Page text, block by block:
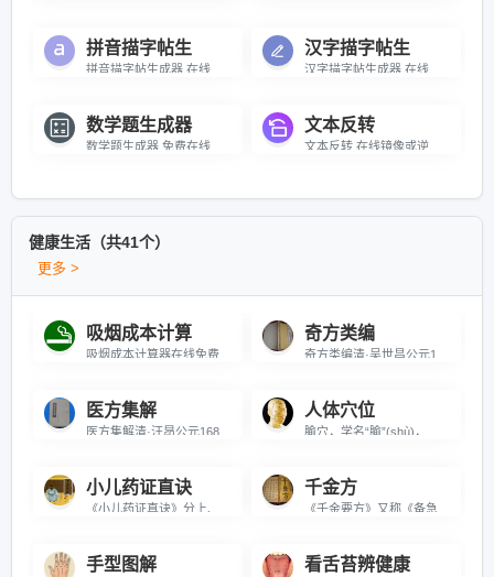
拼音描字帖生
拼音描字帖生成器 在线生成拼音描字帖，可进行打印
汉字描字帖生
汉字描字帖生成器 在线生成汉字描字帖，可进行打印
数学题生成器
数学题生成器 免费在线小学数学练习题生成打印工具
文本反转
文本反转 在线镜像或逆转文本字符串
健康生活（共41个）
更多 >
吸烟成本计算
吸烟成本计算器在线免费使用，精准计算每日、每月、每年、3年、5年、10年吸烟花费，直观展示吸烟的经济成本，助力了解吸烟费用支出，推动健康戒烟，数据可下载保存，无需安装。
奇方类编
医方集解
医方集解清·汪昂公元1682年本书系我国清代著名医家汪昂搜罗古今名方，精心整理编撰而成，书成于清康熙二十一年（1682）。全书共分3卷，以正方及附方的形式选录古今临床常用方剂700余首，其中正方388首。全书按方剂的功用性质分为补养、涌吐、发表、攻里、表里、和解、理气、理血、祛风、祛寒、清暑、利湿、润燥、泻火、除痰、消导、收涩、杀虫、明目、痈疡，经产等21类。每方除列述方名、说明主治，介绍组成及附方加减之外，并引录各家学说阐明方义。书后附有提供仓促救急之用的”急救良方”及养生参考的”勿药元诠”。该书广搜古今诸家名方，汇集众说详加注释，选方切于实用，文字通俗简明，流传甚广，影响甚大，是一部简明实用的中医方剂学专著。本次整理以清康熙二十一年壬戌（1682）刊本为底本，经过精心校勘而成。书前增加导读，书后附有方剂索引，便于读者查阅。本书广泛适用于中医临床医生及中医爱好者参考使用。
人体穴位
小儿药证直诀 千金方
手型图解 看舌苔辨健康